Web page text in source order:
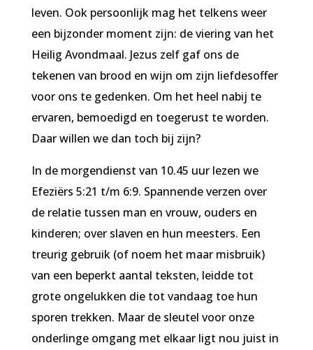
leven. Ook persoonlijk mag het telkens weer
een bijzonder moment zijn: de viering van het
Heilig Avondmaal. Jezus zelf gaf ons de
tekenen van brood en wijn om zijn liefdesoffer
voor ons te gedenken. Om het heel nabij te
ervaren, bemoedigd en toegerust te worden.
Daar willen we dan toch bij zijn?
In de morgendienst van 10.45 uur lezen we
Efeziërs 5:21 t/m 6:9. Spannende verzen over
de relatie tussen man en vrouw, ouders en
kinderen; over slaven en hun meesters. Een
treurig gebruik (of noem het maar misbruik)
van een beperkt aantal teksten, leidde tot
grote ongelukken die tot vandaag toe hun
sporen trekken. Maar de sleutel voor onze
onderlinge omgang met elkaar ligt nou juist in